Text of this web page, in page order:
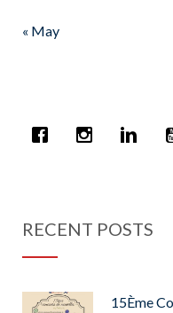
« May
RECENT POSTS
15Ème